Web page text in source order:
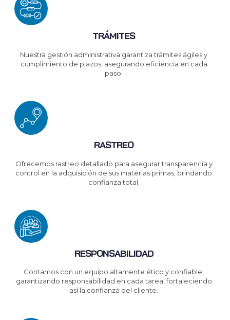
TRÁMITES
Nuestra gestión administrativa garantiza trámites ágiles y
cumplimiento de plazos, asegurando eficiencia en cada
paso.
RASTREO
Ofrecemos rastreo detallado para asegurar transparencia y
control en la adquisición de sus materias primas, brindando
confianza total.
RESPONSABILIDAD
Contamos con un equipo altamente ético y confiable,
garantizando responsabilidad en cada tarea, fortaleciendo
así la confianza del cliente.